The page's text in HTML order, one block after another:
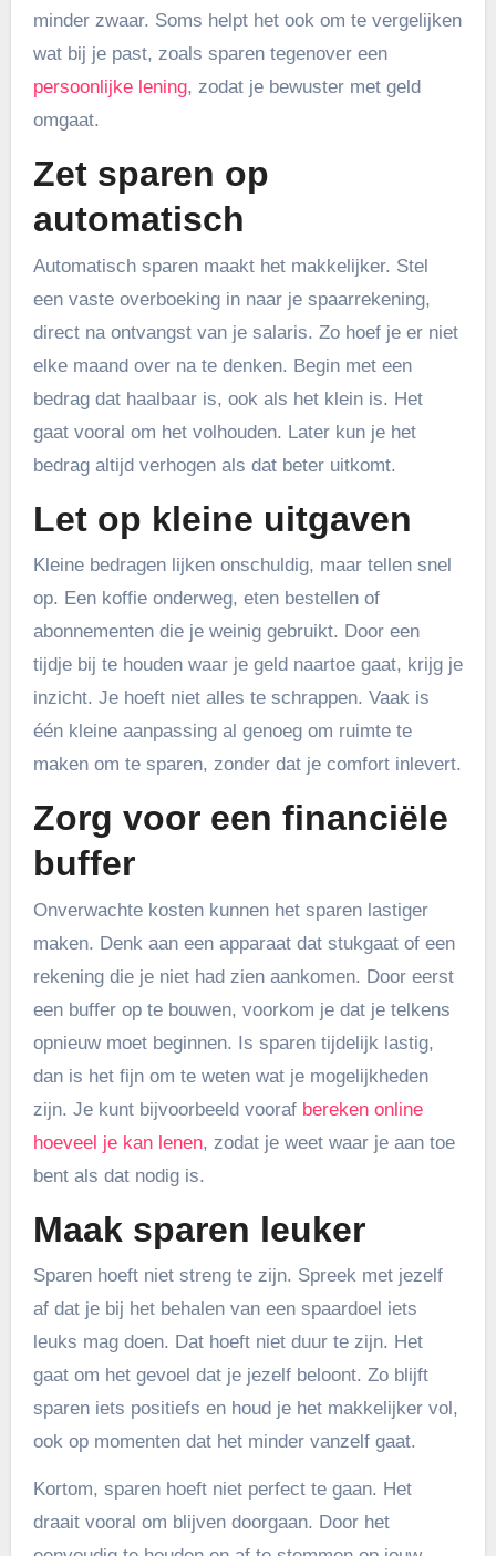
minder zwaar. Soms helpt het ook om te vergelijken
wat bij je past, zoals sparen tegenover een
persoonlijke lening, zodat je bewuster met geld
omgaat.
Zet sparen op
automatisch
Automatisch sparen maakt het makkelijker. Stel
een vaste overboeking in naar je spaarrekening,
direct na ontvangst van je salaris. Zo hoef je er niet
elke maand over na te denken. Begin met een
bedrag dat haalbaar is, ook als het klein is. Het
gaat vooral om het volhouden. Later kun je het
bedrag altijd verhogen als dat beter uitkomt.
Let op kleine uitgaven
Kleine bedragen lijken onschuldig, maar tellen snel
op. Een koffie onderweg, eten bestellen of
abonnementen die je weinig gebruikt. Door een
tijdje bij te houden waar je geld naartoe gaat, krijg je
inzicht. Je hoeft niet alles te schrappen. Vaak is
één kleine aanpassing al genoeg om ruimte te
maken om te sparen, zonder dat je comfort inlevert.
Zorg voor een financiële
buffer
Onverwachte kosten kunnen het sparen lastiger
maken. Denk aan een apparaat dat stukgaat of een
rekening die je niet had zien aankomen. Door eerst
een buffer op te bouwen, voorkom je dat je telkens
opnieuw moet beginnen. Is sparen tijdelijk lastig,
dan is het fijn om te weten wat je mogelijkheden
zijn. Je kunt bijvoorbeeld vooraf bereken online
hoeveel je kan lenen, zodat je weet waar je aan toe
bent als dat nodig is.
Maak sparen leuker
Sparen hoeft niet streng te zijn. Spreek met jezelf
af dat je bij het behalen van een spaardoel iets
leuks mag doen. Dat hoeft niet duur te zijn. Het
gaat om het gevoel dat je jezelf beloont. Zo blijft
sparen iets positiefs en houd je het makkelijker vol,
ook op momenten dat het minder vanzelf gaat.
Kortom, sparen hoeft niet perfect te gaan. Het
draait vooral om blijven doorgaan. Door het